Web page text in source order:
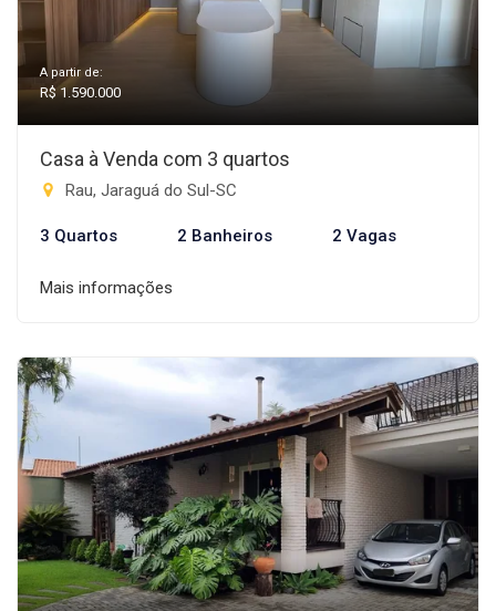
A partir de:
R$ 1.590.000
Casa à Venda com 3 quartos
Rau, Jaraguá do Sul-SC
3 Quartos 2 Banheiros 2 Vagas
Mais informações